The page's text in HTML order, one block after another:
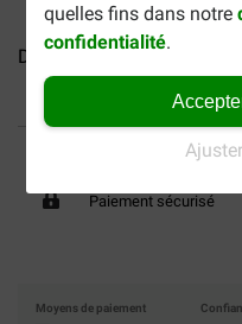
quelles fins dans notre
confidentialité.
Dermoscent Atop 7 spray...
40% moins cher
Paiement sécurisé
Moyens de paiement